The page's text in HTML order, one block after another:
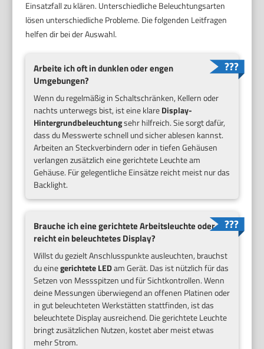
Einsatzfall zu klären. Unterschiedliche Beleuchtungsarten
lösen unterschiedliche Probleme. Die folgenden Leitfragen
helfen dir bei der Auswahl.
Arbeite ich oft in dunklen oder engen
Umgebungen?
Wenn du regelmäßig in Schaltschränken, Kellern oder
nachts unterwegs bist, ist eine klareDisplay-
Hintergrundbeleuchtungsehr hilfreich. Sie sorgt dafür,
dass du Messwerte schnell und sicher ablesen kannst.
Arbeiten an Steckverbindern oder in tiefen Gehäusen
verlangen zusätzlich eine gerichtete Leuchte am
Gehäuse. Für gelegentliche Einsätze reicht meist nur das
Backlight.
Brauche ich eine gerichtete Arbeitsleuchte oder
reicht ein beleuchtetes Display?
Willst du gezielt Anschlusspunkte ausleuchten, brauchst
du einegerichtete LEDam Gerät. Das ist nützlich für das
Setzen von Messspitzen und für Sichtkontrollen. Wenn
deine Messungen überwiegend an offenen Platinen oder
in gut beleuchteten Werkstätten stattfinden, ist das
beleuchtete Display ausreichend. Die gerichtete Leuchte
bringt zusätzlichen Nutzen, kostet aber meist etwas
mehr Strom.